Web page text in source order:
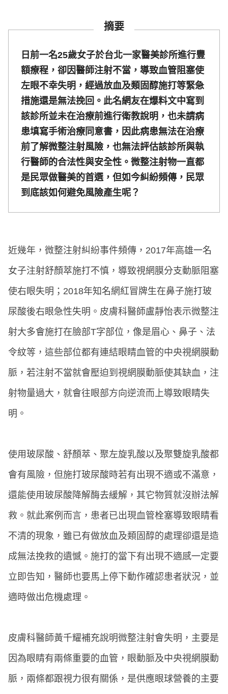
摘要
日前一名25歲女子於台北一家醫美診所進行豐
額療程，卻因醫師注射不當，導致血管阻塞使
左眼不幸失明，經過放血及類固醇施打等緊急
措施還是無法挽回。此名網友在爆料文中寫到
該診所並未在治療前進行衛教說明，也未請病
患填寫手術治療同意書，因此病患無法在治療
前了解微整注射風險，也無法評估該診所與執
行醫師的合法性與安全性。微整注射物一直都
是民眾做醫美的首選，但如今糾紛頻傳，民眾
到底該如何避免風險產生呢？
近幾年，微整注射糾紛事件頻傳，2017年高雄一名
女子注射舒顏萃施打不慎，導致視網膜分支動脈阻塞
使右眼失明；2018年知名網紅冒牌生在鼻子施打玻
尿酸後右眼急性失明。皮膚科醫師盧靜怡表示微整注
射大多會施打在臉部T字部位，像是眉心、鼻子、法
令紋等，這些部位都有連結眼睛血管的中央視網膜動
脈，若注射不當就會壓迫到視網膜動脈使其缺血，注
射物量過大，就會往眼部方向逆流而上導致眼睛失
明。
使用玻尿酸、舒顏萃、聚左旋乳酸以及聚雙旋乳酸都
會有風險，但施打玻尿酸時若有出現不適或不滿意，
還能使用玻尿酸降解酶去緩解，其它物質就沒辦法解
救。就此案例而言，患者已出現血管栓塞導致眼睛看
不清的現象，雖已有做放血及類固醇的處理卻還是造
成無法挽救的遺憾。施打的當下有出現不適感一定要
立即告知，醫師也要馬上停下動作確認患者狀況，並
適時做出危機處理。
皮膚科醫師黃千耀補充說明微整注射會失明，主要是
因為眼睛有兩條重要的血管，眼動脈及中央視網膜動
脈，兩條都跟視力很有關係，是供應眼球營養的主要